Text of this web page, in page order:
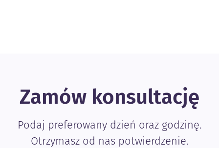
Zamów konsultację
Podaj preferowany dzień oraz godzinę.
Otrzymasz od nas potwierdzenie.